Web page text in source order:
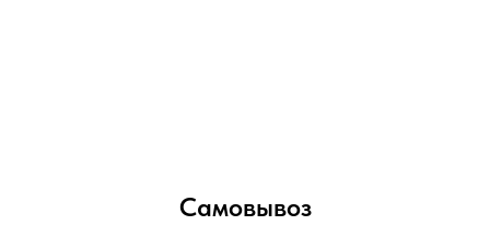
Самовывоз